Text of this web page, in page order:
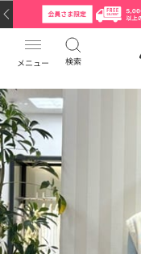
メニュー 検索